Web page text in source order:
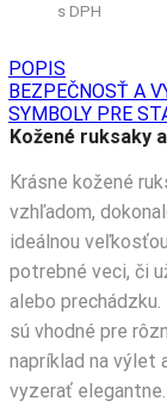
s DPH
POPIS
BEZPEČNOSŤ A
SYMBOLY PRE
Kožené ruksaky
Krásne kožené
vzhľadom,
ideálnou
potrebné veci, či
alebo
sú vhodné pre
napríklad na výlet
vyzerať elegantne.